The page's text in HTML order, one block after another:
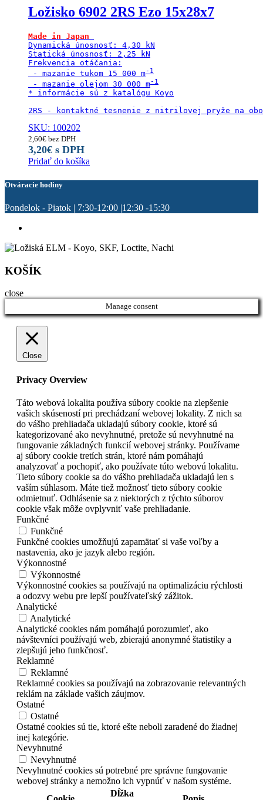
Ložisko 6902 2RS Ezo 15x28x7
Made in Japan
Dynamická únosnosť: 4,30 kN
Statická únosnosť: 2,25 kN
Frekvencia otáčania:
- mazanie tukom 15 000 m
- mazanie olejom 30 000 m
* informácie sú z katalógu Koyo
2RS - kontaktné tesnenie z nitrilovej pryže na
SKU: 100202
2,60€ bez DPH
3,20€ s DPH
Pridať do košíka
Otváracie hodiny
Pondelok - Piatok | 7:30-12:00 |12:30 -15:30
KOŠÍK
close
Manage consent
Close
Privacy Overview
Táto webová lokalita používa súbory cookie na zlepšenie
vašich skúseností pri prechádzaní webovej lokality. Z nich sa
do vášho prehliadača ukladajú súbory cookie, ktoré sú
kategorizované ako nevyhnutné, pretože sú nevyhnutné na
fungovanie základných funkcií webovej stránky. Používame
aj súbory cookie tretích strán, ktoré nám pomáhajú
analyzovať a pochopiť, ako používate túto webovú lokalitu.
Tieto súbory cookie sa do vášho prehliadača ukladajú len s
vaším súhlasom. Máte tiež možnosť tieto súbory cookie
odmietnuť. Odhlásenie sa z niektorých z týchto súborov
cookie však môže ovplyvniť vaše prehliadanie.
Funkčné
Funkčné
Funkčné cookies umožňujú zapamätať si vaše voľby a
nastavenia, ako je jazyk alebo región.
Výkonnostné
Výkonnostné
Výkonnostné cookies sa používajú na optimalizáciu rýchlosti
a odozvy webu pre lepší používateľský zážitok.
Analytické
Analytické
Analytické cookies nám pomáhajú porozumieť, ako
návštevníci používajú web, zbierajú anonymné štatistiky a
zlepšujú jeho funkčnosť.
Reklamné
Reklamné
Reklamné cookies sa používajú na zobrazovanie relevantných
reklám na základe vašich záujmov.
Ostatné
Ostatné
Ostatné cookies sú tie, ktoré ešte neboli zaradené do žiadnej
inej kategórie.
Nevyhnutné
Nevyhnutné
Nevyhnutné cookies sú potrebné pre správne fungovanie
webovej stránky a nemožno ich vypnúť v našom systéme.
Dĺžka